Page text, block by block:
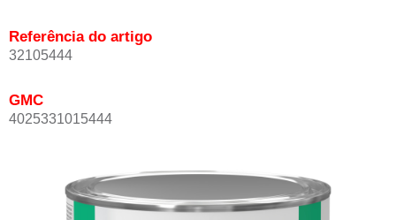
Referência do artigo
32105444
GMC
4025331015444